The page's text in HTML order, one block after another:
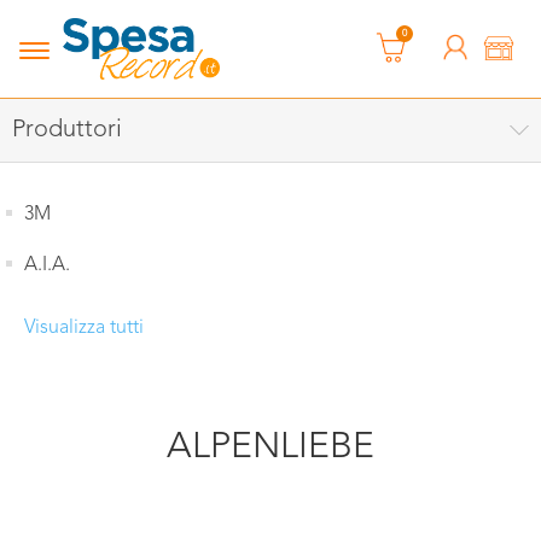
0
Produttori
3M
A.I.A.
Visualizza tutti
ALPENLIEBE